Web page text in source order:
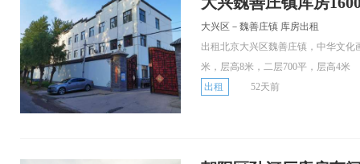
大兴区－魏善庄镇 库房出租
出租北京大兴区魏善庄镇，中华文
米，层高8米，二层700平，层高4米
出租
52天前